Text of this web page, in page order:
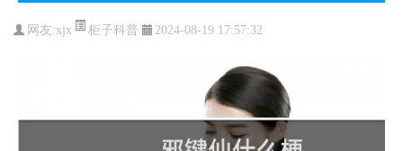
网友:xjx 柜子科普 2024-08-19 17:57:32